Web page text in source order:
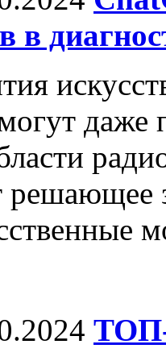
в
даже
решающее
ТОП-